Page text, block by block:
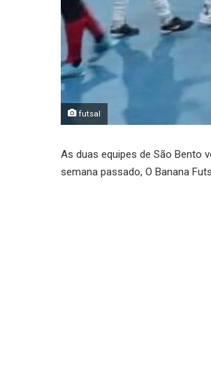
futsal
As duas equipes de São Bento
semana passado, O Banana